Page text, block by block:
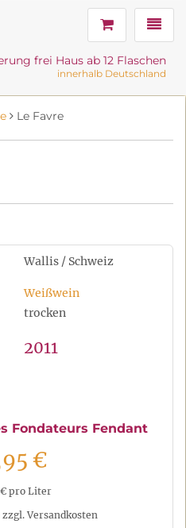
frei Haus ab 12 Flaschen
innerhalb Deutschland
Le Favre
Wallis / Schweiz
Weißwein
trocken
2011
Fondateurs Fendant
€
€ pro Liter
Versandkosten